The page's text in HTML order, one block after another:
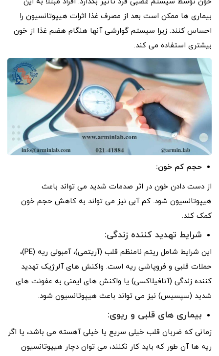
بیماری ها ممکن است بعد از مصرف غذا اثرات هیپوتانسیون را
احساس کنند. زیرا سیستم گوارشی آنها هنگام هضم غذا از خون
بیشتری استفاده می کند.
حجم کم خون:
از دست دادن خون در اثر صدمات شدید می تواند باعث
هیپوتانسیون شود. کم آبی نیز می تواند به کاهش حجم خون
کمک کند.
شرایط تهدید کننده زندگی:
این شرایط شامل ریتم نامنظم قلب (آریتمی)، آمبولی ریه (PE)،
حملات قلبی و فروپاشی ریه است. واکنش های آلرژیک تهدید
کننده زندگی (آنافیلاکسی) یا واکنش های ایمنی به عفونت های
شدید (سپسیس) نیز می تواند باعث هیپوتانسیون شود.
بیماری های قلبی و ریوی:
زمانی که ضربان قلب خیلی سریع یا خیلی آهسته می باشد، یا اگر
ریه ها آن طور که باید کار نکنند، می توان دچار هیپوتانسیون